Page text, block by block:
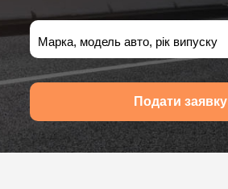
Марка, модель авто, рік випуску
Подати заявку